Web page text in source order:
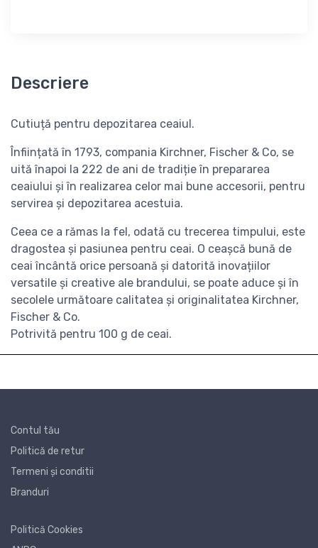
Descriere
Cutiuță pentru depozitarea ceaiul .
Înființată în 1793, compania Kirchner, Fischer & Co, se
uită înapoi la 222 de ani de tradițieîn prepararea
ceaiului și în realizarea celor mai bune accesorii, pentru
servirea și depozitarea acestuia.
Ceea ce a rămas la fel, odată cu trecerea timpului, este
dragostea și pasiunea pentru ceai. O ceașcă bună de
ceai încântă orice persoană și datorită inovațiilor
versatile și creative ale brandului, se poate aduce și în
secolele următoare calitatea și originalitatea Kirchner,
Fischer & Co.
Potrivită pentru 100 g de ceai.
Contul tău
Politică de retur
Termeni și conditii
Branduri
Politică Cookies